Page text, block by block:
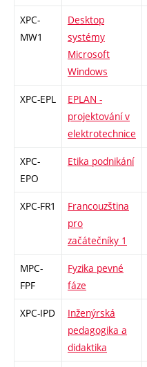
XPC-
MW1
Desktop
systémy
Microsoft
Windows
XPC-EPL
EPLAN -
projektování v
elektrotechnice
XPC-
EPO
Etika podnikání
XPC-FR1
Francouzština
pro
začátečníky 1
MPC-
FPF
Fyzika pevné
fáze
XPC-IPD
Inženýrská
pedagogika a
didaktika